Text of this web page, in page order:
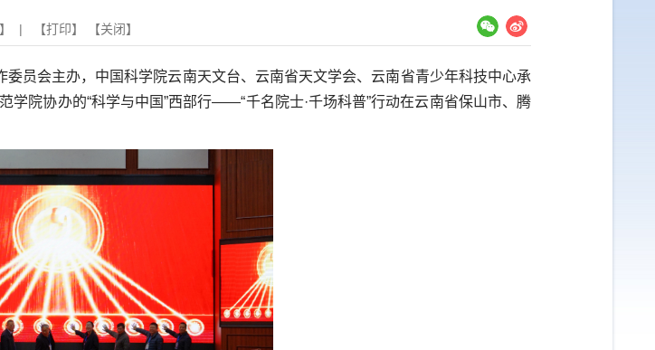
】 | 【打印】 【关闭】
委员会主办，中国科学院云南天文台、云南省天文学会、云南省青少年科技中心承
学院协办的“科学与中国”西部行——“千名院士·千场科普”行动在云南省保山市、腾